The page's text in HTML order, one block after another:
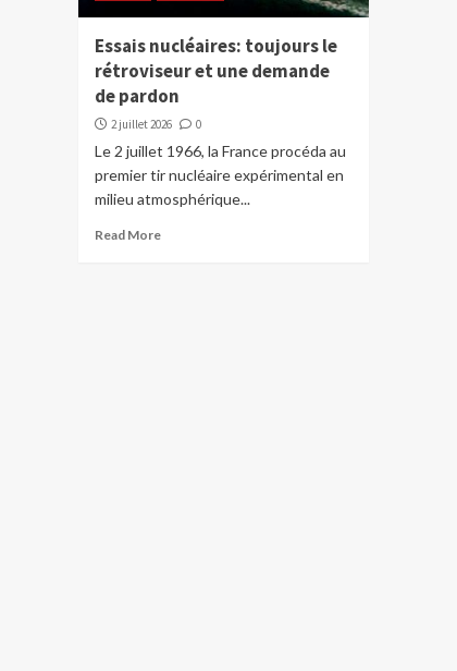
Essais nucléaires: toujours le
rétroviseur et une demande
de pardon
2 juillet 2026 0
Le 2 juillet 1966, la France procéda au
premier tir nucléaire expérimental en
milieu atmosphérique...
Read More